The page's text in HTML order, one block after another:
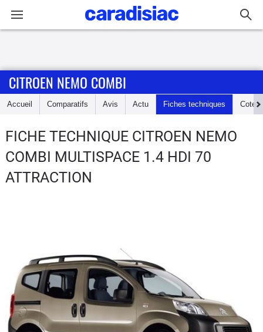
Accueil
Essais
Guide
d'achat
Flottes
Auto
Services
CITROEN NEMO COMBI
Accueil Comparatifs Avis Actu Fiches techniques Cote
FICHE TECHNIQUE CITROEN NEMO
COMBI MULTISPACE 1.4 HDI 70
ATTRACTION